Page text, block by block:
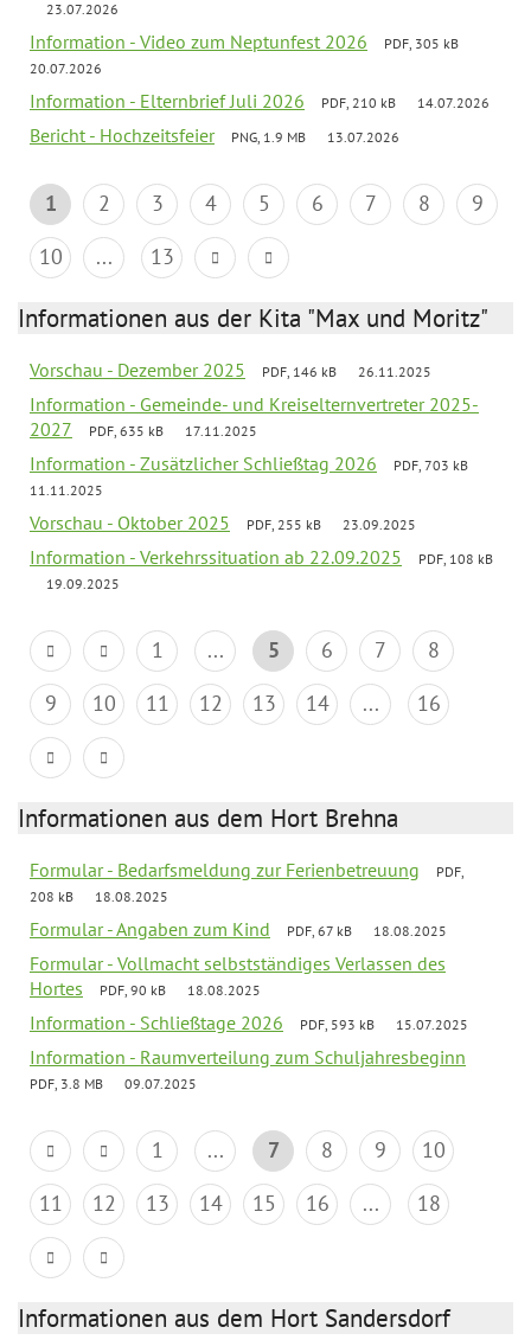
23.07.2026
Information - Video zum Neptunfest 2026
PDF, 305 kB
20.07.2026
Information - Elternbrief Juli 2026 PDF, 210 kB 14.07.2026
Bericht - Hochzeitsfeier PNG, 1.9 MB 13.07.2026
1 2 3 4 5 6 7 8
9
10
... 13
Informationen aus der Kita "Max und Moritz"
Vorschau - Dezember 2025 PDF, 146 kB 26.11.2025
Information - Gemeinde- und Kreiselternvertreter 2025-
2027
PDF, 635 kB 17.11.2025
Information - Zusätzlicher Schließtag 2026
PDF, 703 kB
11.11.2025
Vorschau - Oktober 2025 PDF, 255 kB 23.09.2025
Information - Verkehrssituation ab 22.09.2025
PDF, 108 kB
19.09.2025
1 ... 5 6 7
8
9
10 11 12 13 14 ... 16
Informationen aus dem Hort Brehna
Formular - Bedarfsmeldung zur Ferienbetreuung
PDF,
208 kB
18.08.2025
Formular - Angaben zum Kind PDF, 67 kB 18.08.2025
Formular - Vollmacht selbstständiges Verlassen des
Hortes
PDF, 90 kB 18.08.2025
Information - Schließtage 2026 PDF, 593 kB 15.07.2025
Information - Raumverteilung zum Schuljahresbeginn
PDF, 3.8 MB 09.07.2025
1 ... 7 8 9
10
11
12 13 14 15 16 ... 18
Informationen aus dem Hort Sandersdorf